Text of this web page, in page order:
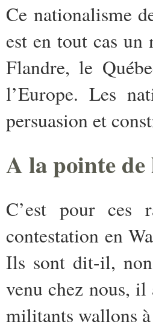
Ce nationalisme
est en tout cas
Flandre, le
l’Europe. Les
persuasion et
A la pointe
C’est pour ces
contestation en
Ils sont dit-il, non
venu chez nous, il
militants wallons